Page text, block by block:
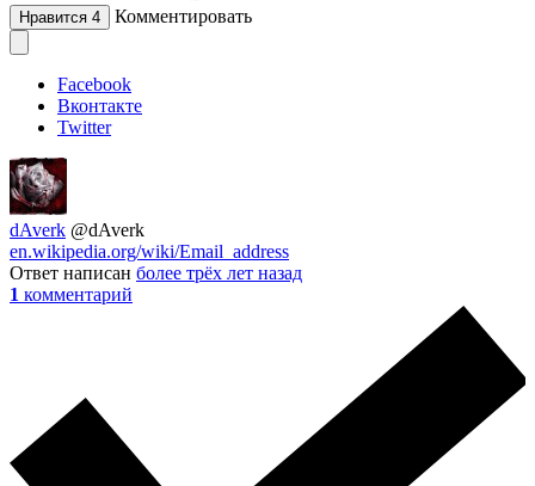
Нравится 4 Комментировать
Facebook
Вконтакте
Twitter
dAverk @dAverk
en.wikipedia.org/wiki/Email_address
Ответ написан более трёх лет назад
1 комментарий